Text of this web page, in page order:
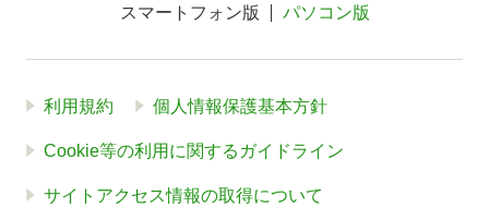
スマートフォン版 パソコン版
利用規約 個人情報保護基本方針
Cookie等の利用に関するガイドライン
サイトアクセス情報の取得について